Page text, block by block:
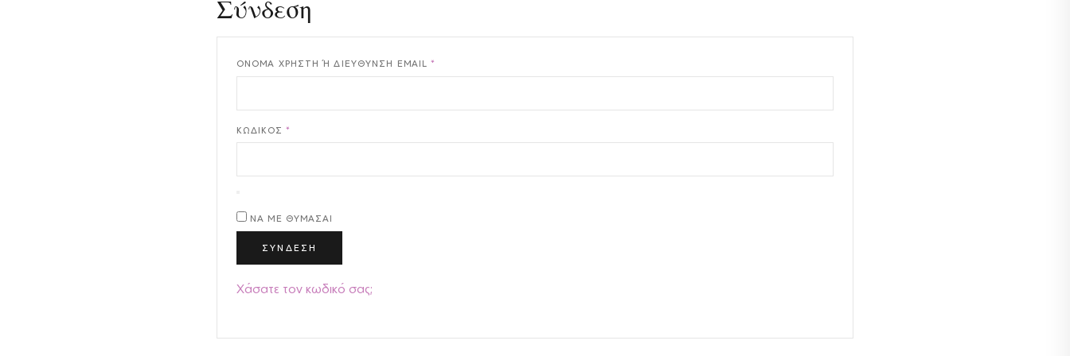
Σύνδεση
ΌΝΟΜΑ ΧΡΉΣΤΗ Ή ΔΙΕΎΘΥΝΣΗ EMAIL *
ΚΩΔΙΚΌΣ *
ΝΑ ΜΕ ΘΥΜΆΣΑΙ
ΣΎΝΔΕΣΗ
Χάσατε τον κωδικό σας;